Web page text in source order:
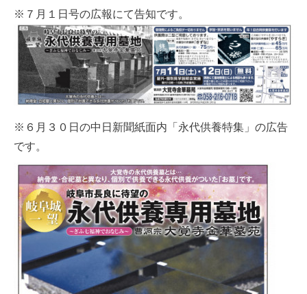
※７月１日号の広報にて告知です。
※６月３０日の中日新聞紙面内「永代供養特集」の広告
です。